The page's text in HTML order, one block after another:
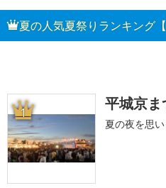
夏の人気夏祭りランキング
1 平城京
夏の夜を思